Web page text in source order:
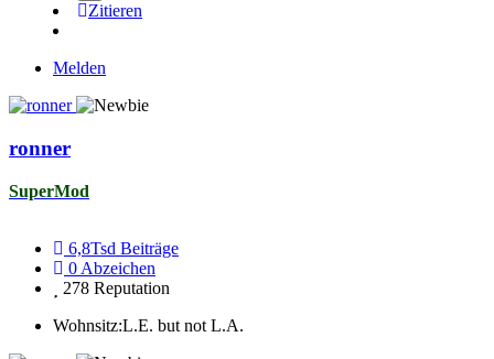
Zitieren
Melden
ronner
SuperMod
6,8Tsd Beiträge
0 Abzeichen
278 Reputation
Wohnsitz:L.E. but not L.A.